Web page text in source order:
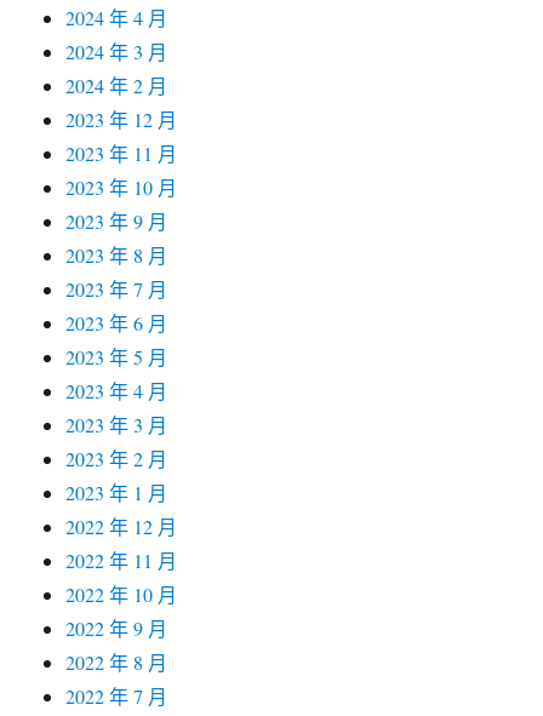
2024 年 4 月
2024 年 3 月
2024 年 2 月
2023 年 12 月
2023 年 11 月
2023 年 10 月
2023 年 9 月
2023 年 8 月
2023 年 7 月
2023 年 6 月
2023 年 5 月
2023 年 4 月
2023 年 3 月
2023 年 2 月
2023 年 1 月
2022 年 12 月
2022 年 11 月
2022 年 10 月
2022 年 9 月
2022 年 8 月
2022 年 7 月